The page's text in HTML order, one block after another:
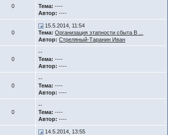
0
Тема: ----
Автор: ----
0
15.5.2014, 11:54
Тема: Организация этапности сбыта В ...
Автор: Стреляный-Таранин Иван
0
--
Тема: ----
Автор: ----
0
--
Тема: ----
Автор: ----
0
--
Тема: ----
Автор: ----
14.5.2014, 13:55